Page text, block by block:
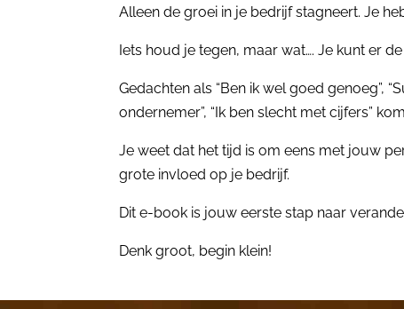
Alleen de groei in je bedrijf stagneert. Je
Iets houd je tegen, maar wat…. Je kunt er
Gedachten als “Ben ik wel goed genoeg”,
ondernemer”, “Ik ben slecht met cijfers”
Je weet dat het tijd is om eens met jouw
grote invloed op je bedrijf.
Dit e-book is jouw eerste stap naar
Denk groot, begin klein!